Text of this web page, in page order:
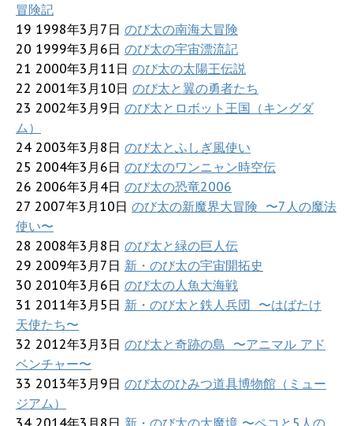
冒険記
19 1998年3月7日 のび太の南海大冒険
20 1999年3月6日 のび太の宇宙漂流記
21 2000年3月11日 のび太の太陽王伝説
22 2001年3月10日 のび太と翼の勇者たち
23 2002年3月9日 のび太とロボット王国（キングダ
ム）
24 2003年3月8日 のび太とふしぎ風使い
25 2004年3月6日 のび太のワンニャン時空伝
26 2006年3月4日 のび太の恐竜2006
27 2007年3月10日 のび太の新魔界大冒険 〜7人の魔法
使い〜
28 2008年3月8日 のび太と緑の巨人伝
29 2009年3月7日 新・のび太の宇宙開拓史
30 2010年3月6日 のび太の人魚大海戦
31 2011年3月5日 新・のび太と鉄人兵団 〜はばたけ
天使たち〜
32 2012年3月3日 のび太と奇跡の島 〜アニマル アド
ベンチャー〜
33 2013年3月9日 のび太のひみつ道具博物館（ミュー
ジアム）